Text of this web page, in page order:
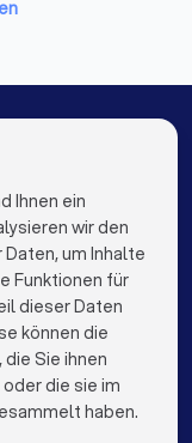
in Trebur
in Hamburg
in Köln
Main
Ihnen ein
wir den
um Inhalte
Funktionen für
dieser Daten
können die
Sie ihnen
die sie im
haben.